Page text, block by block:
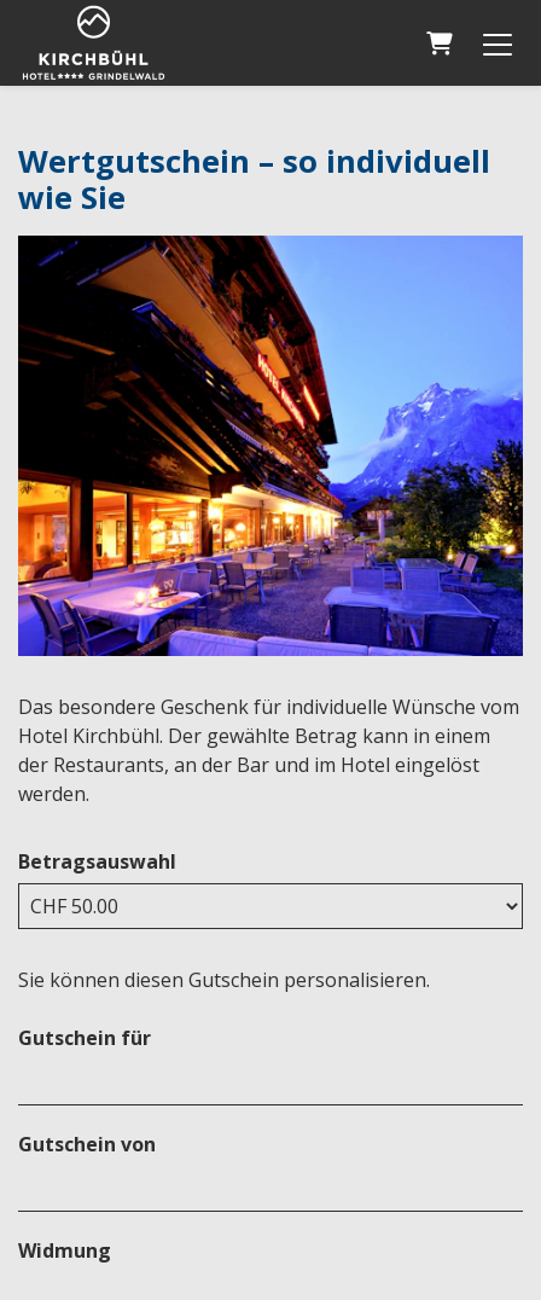
Wertgutschein – so individuell
wie Sie
Das besondere Geschenk für individuelle Wünsche vom
Hotel Kirchbühl. Der gewählte Betrag kann in einem
der Restaurants, an der Bar und im Hotel eingelöst
werden.
Betragsauswahl
Sie können diesen Gutschein personalisieren.
Gutschein für
Gutschein von
Widmung